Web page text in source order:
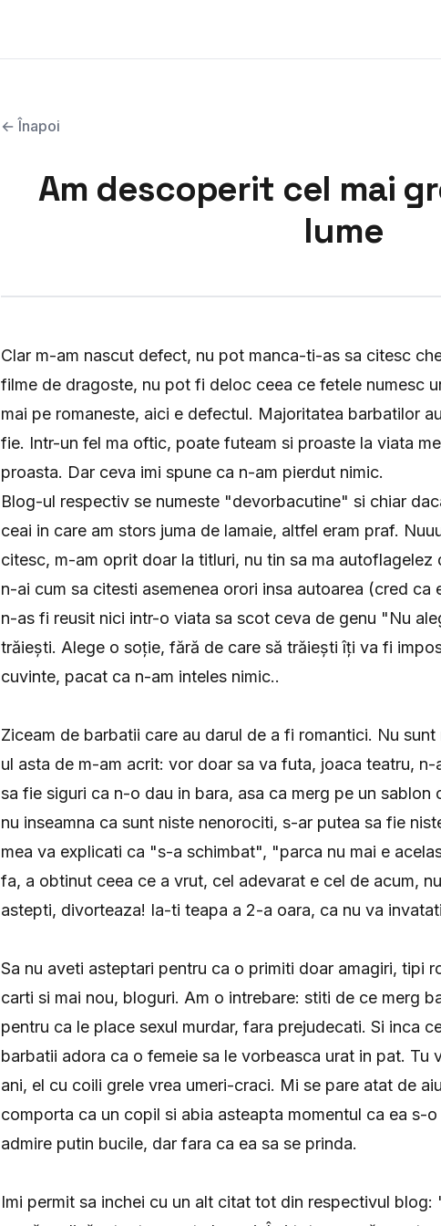
← Înapoi
Am descoperit cel mai
lume
Clar m-am nascut defect, nu pot manca-ti-as sa citesc
filme de dragoste, nu pot fi deloc ceea ce fetele numesc
mai pe romaneste, aici e defectul. Majoritatea barbatilor
fie. Intr-un fel ma oftic, poate futeam si proaste la viata
proasta. Dar ceva imi spune ca n-am pierdut nimic.
Blog-ul respectiv se numeste "devorbacutine" si chiar
ceai in care am stors juma de lamaie, altfel eram praf.
citesc, m-am oprit doar la titluri, nu tin sa ma autoflagelez
n-ai cum sa citesti asemenea orori insa autoarea (cred ca
n-as fi reusit nici intr-o viata sa scot ceva de genu "Nu
trăiești. Alege o soție, fără de care să trăiești îți va fi
cuvinte, pacat ca n-am inteles nimic..
Ziceam de barbatii care au darul de a fi romantici. Nu
ul asta de m-am acrit: vor doar sa va futa, joaca teatru,
sa fie siguri ca n-o dau in bara, asa ca merg pe un sablon
nu inseamna ca sunt niste nenorociti, s-ar putea sa fie
mea va explicati ca "s-a schimbat", "parca nu mai e
fa, a obtinut ceea ce a vrut, cel adevarat e cel de acum,
astepti, divorteaza! Ia-ti teapa a 2-a oara, ca nu va
Sa nu aveti asteptari pentru ca o primiti doar amagiri, tipi
carti si mai nou, bloguri. Am o intrebare: stiti de ce merg
pentru ca le place sexul murdar, fara prejudecati. Si inca
barbatii adora ca o femeie sa le vorbeasca urat in pat. Tu
ani, el cu coili grele vrea umeri-craci. Mi se pare atat de
comporta ca un copil si abia asteapta momentul ca ea s-
admire putin bucile, dar fara ca ea sa se prinda.
Imi permit sa inchei cu un alt citat tot din respectivul blog: